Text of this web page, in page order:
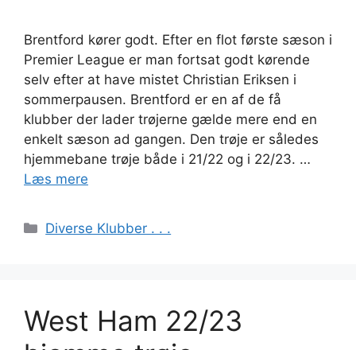
Brentford kører godt. Efter en flot første sæson i
Premier League er man fortsat godt kørende
selv efter at have mistet Christian Eriksen i
sommerpausen. Brentford er en af de få
klubber der lader trøjerne gælde mere end en
enkelt sæson ad gangen. Den trøje er således
hjemmebane trøje både i 21/22 og i 22/23. …
Læs mere
Kategorier
Diverse Klubber . . .
West Ham 22/23